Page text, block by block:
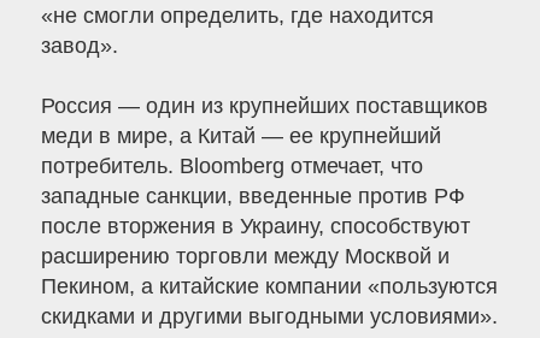
«не смогли определить, где находится
завод».
Россия — один из крупнейших поставщиков
меди в мире, а Китай — ее крупнейший
потребитель. Bloomberg отмечает, что
западные санкции, введенные против РФ
после вторжения в Украину, способствуют
расширению торговли между Москвой и
Пекином, а китайские компании «пользуются
скидками и другими выгодными условиями».